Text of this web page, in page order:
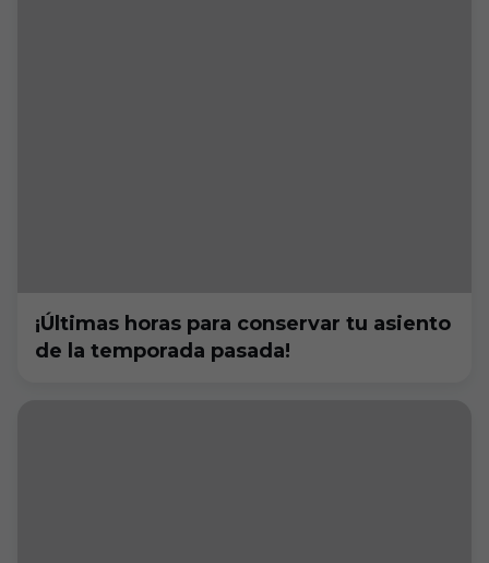
¡Últimas horas para conservar tu asiento
de la temporada pasada!